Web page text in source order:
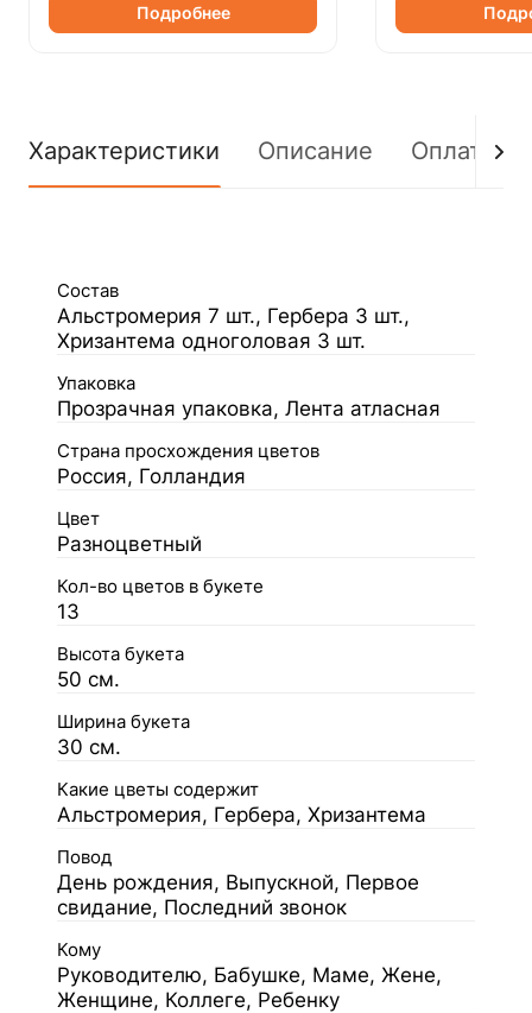
Подробнее
Характеристики Описание Оплата
Состав
Альстромерия 7 шт., Гербера 3 шт.,
Хризантема одноголовая 3 шт.
Упаковка
Прозрачная упаковка, Лента атласная
Страна просхождения цветов
Россия, Голландия
Цвет
Разноцветный
Кол-во цветов в букете
13
Высота букета
50 см.
Ширина букета
30 см.
Какие цветы содержит
Альстромерия, Гербера, Хризантема
Повод
День рождения, Выпускной, Первое
свидание, Последний звонок
Кому
Руководителю, Бабушке, Маме, Жене,
Женщине, Коллеге, Ребенку